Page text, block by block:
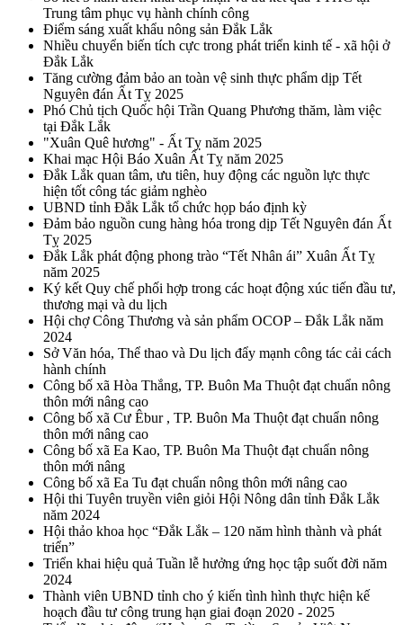
Trung tâm phục vụ hành chính công
Điểm sáng xuất khẩu nông sản Đắk Lắk
Nhiều chuyển biến tích cực trong phát triển kinh tế - xã hội ở
Đắk Lắk
Tăng cường đảm bảo an toàn vệ sinh thực phẩm dịp Tết
Nguyên đán Ất Tỵ 2025
Phó Chủ tịch Quốc hội Trần Quang Phương thăm, làm việc
tại Đắk Lắk
"Xuân Quê hương" - Ất Tỵ năm 2025
Khai mạc Hội Báo Xuân Ất Tỵ năm 2025
Đắk Lắk quan tâm, ưu tiên, huy động các nguồn lực thực
hiện tốt công tác giảm nghèo
UBND tỉnh Đắk Lắk tổ chức họp báo định kỳ
Đảm bảo nguồn cung hàng hóa trong dịp Tết Nguyên đán Ất
Tỵ 2025
Đắk Lắk phát động phong trào “Tết Nhân ái” Xuân Ất Tỵ
năm 2025
Ký kết Quy chế phối hợp trong các hoạt động xúc tiến đầu tư,
thương mại và du lịch
Hội chợ Công Thương và sản phẩm OCOP – Đắk Lắk năm
2024
Sở Văn hóa, Thể thao và Du lịch đẩy mạnh công tác cải cách
hành chính
Công bố xã Hòa Thắng, TP. Buôn Ma Thuột đạt chuẩn nông
thôn mới nâng cao
Công bố xã Cư Êbur , TP. Buôn Ma Thuột đạt chuẩn nông
thôn mới nâng cao
Công bố xã Ea Kao, TP. Buôn Ma Thuột đạt chuẩn nông
thôn mới nâng
Công bố xã Ea Tu đạt chuẩn nông thôn mới nâng cao
Hội thi Tuyên truyền viên giỏi Hội Nông dân tỉnh Đắk Lắk
năm 2024
Hội thảo khoa học “Đắk Lắk – 120 năm hình thành và phát
triển”
Triển khai hiệu quả Tuần lễ hưởng ứng học tập suốt đời năm
2024
Thành viên UBND tỉnh cho ý kiến tình hình thực hiện kế
hoạch đầu tư công trung hạn giai đoạn 2020 - 2025